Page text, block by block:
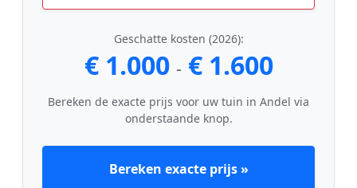
Geschatte kosten (2026):
€ 1.000 - € 1.600
Bereken de exacte prijs voor uw tuin in Andel via
onderstaande knop.
Bereken exacte prijs »